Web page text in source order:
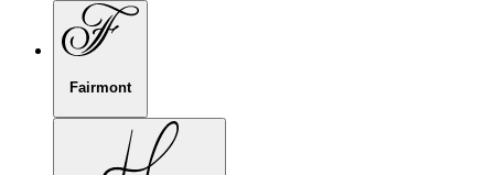
Fairmont